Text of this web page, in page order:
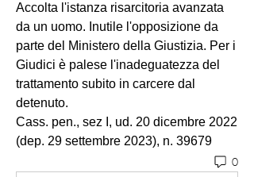
Accolta l'istanza risarcitoria avanzata
da un uomo. Inutile l'opposizione da
parte del Ministero della Giustizia. Per i
Giudici è palese l'inadeguatezza del
trattamento subito in carcere dal
detenuto.
Cass. pen., sez I, ud. 20 dicembre 2022
(dep. 29 settembre 2023), n. 39679
0